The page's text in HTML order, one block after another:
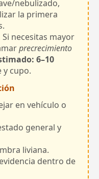
nebulizado,
la primera
Si necesitas mayor
precrecimiento
6–10
y cupo.
en vehículo o
general y
liviana.
dentro de